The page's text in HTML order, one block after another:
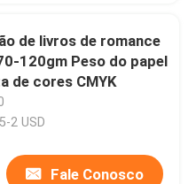
de livros de romance
120gm Peso do papel
de cores CMYK
2 USD
Fale Conosco